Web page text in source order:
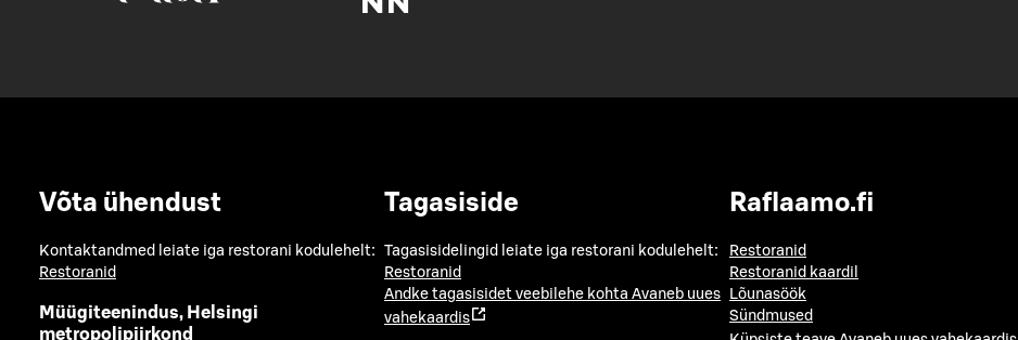
Võta ühendust
Kontaktandmed leiate iga restorani kodulehelt:
Restoranid
Müügiteenindus, Helsingi
metropolipiirkond
Tagasiside
Tagasisidelingid leiate iga restorani kodulehelt:
Restoranid
Andke tagasisidet veebilehe kohta Avaneb uues
vahekaardis
Raflaamo.fi
Restoranid
Restoranid kaardil
Lõunasöök
Sündmused